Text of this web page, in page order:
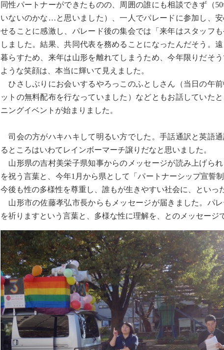
同性パートナーができたものの、周囲の誰にも相談できず（
いないのかな…と思いました）、一人でパレードに参加し、
せることに感激し、パレード後の集会では「来年はスタッフ
しました。結果、共同代表を務めることになったんだそう。
暮らすため、来年は山形を離れてしまうため、今年限りだそ
ような笑顔は、本当に輝いて見えました。
ひさしぶりにお会いするやろっこのふとしさん（当日の午
ットの無料配布を行なっていました）などともお話していた
ニングイベントが始まりました。
司会の方がハキハキして明るい方でした。手話通訳と英語
るところはいわてレインボーマーチ譲りだなと思いました。
山形県の吉村美栄子県知事からのメッセージが読み上げら
を祝う言葉と、今年1月から県として「パートナーシップ宣誓
今後も性の多様性を尊重し、誰もが生きやすい社会に、といっ
山形市の佐藤孝弘市長からもメッセージが届きました。パ
を祈りますという言葉と、多様な性に理解を、とのメッセージ